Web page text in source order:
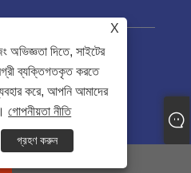
Tongwei
সর্বস্বত্ব সংরক্ষিত৷
RSS
নীতি
X
অভিজ্ঞতা দিতে, সাইটের
ব্যক্তিগতকৃত করতে
করে, আপনি আমাদের
গোপনীয়তা নীতি
গ্রহণ করুন